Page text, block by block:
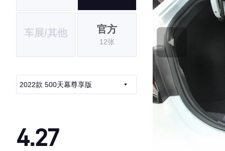
车展/其他 官方
12张
2022款 500天幕尊享版
4.27